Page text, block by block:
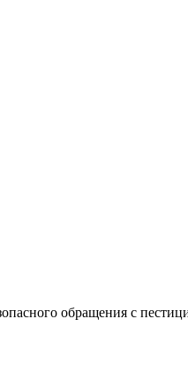
обращения с